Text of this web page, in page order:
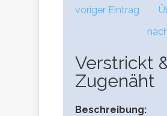
voriger Eintrag
Verstrickt
Zugenäht
Beschreibung: